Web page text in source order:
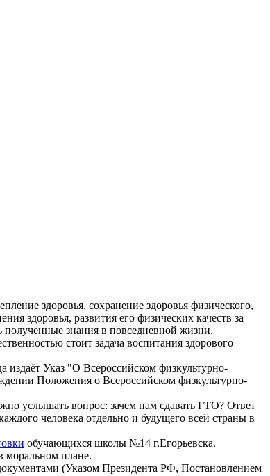
здоровья, сохранение здоровья физического,
здоровья, развития его физических качеств за
полученные знания в повседневной жизни.
стоит задача воспитания здорового
издаёт Указ "О Всероссийском физкультурно-
Положения о Всероссийском физкультурно-
услышать вопрос: зачем нам сдавать ГТО? Ответ
человека отдельно и будущего всей страны в
обучающихся школы №14 г.Егорьевска.
моральном плане.
(Указом Президента РФ, Постановлением